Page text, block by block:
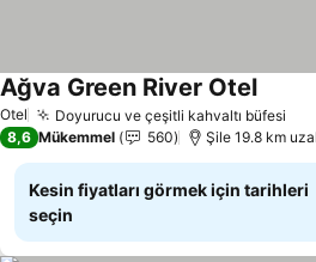
Otel Doyurucu ve çeşitli kahvaltı büfesi
Ağva Green River Otel
8,6 Mükemmel 560 Şile 19.8 km
Kesin fiyatları görmek için tarihleri
seçin